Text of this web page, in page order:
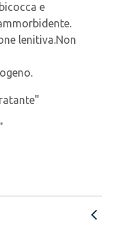
e
lenitiva.Non